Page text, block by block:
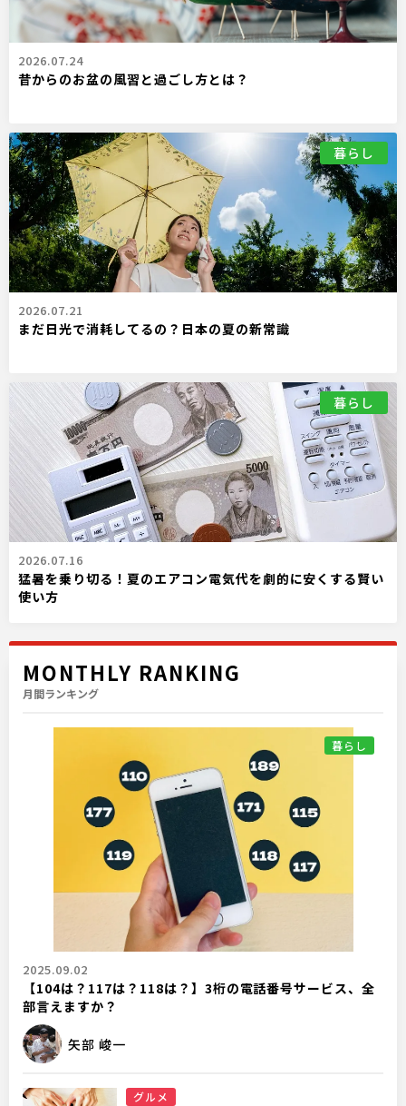
2026.07.24
昔からのお盆の風習と過ごし方とは？
暮らし
2026.07.21
まだ日光で消耗してるの？日本の夏の新常識
暮らし
2026.07.16
猛暑を乗り切る！夏のエアコン電気代を劇的に安くする賢い
使い方
MONTHLY RANKING
月間ランキング
暮らし
2025.09.02
【104は？117は？118は？】3桁の電話番号サービス、全
部言えますか？
矢部 峻一
グルメ